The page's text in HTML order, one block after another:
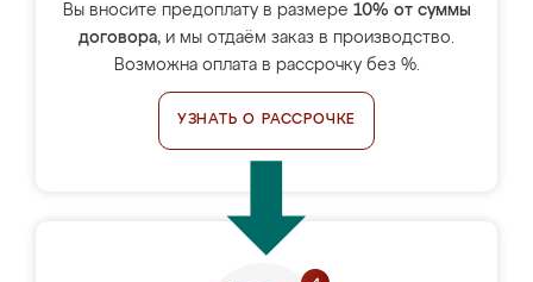
Вы вносите предоплату в размере 10% от суммы
договора, и мы отдаём заказ в производство.
Возможна оплата в рассрочку без %.
УЗНАТЬ О РАССРОЧКЕ